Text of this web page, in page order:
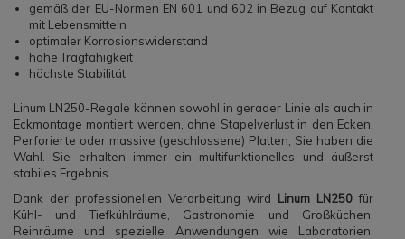
gemäß der EU-Normen EN 601 und 602 in Bezug auf Kontakt
mit Lebensmitteln
optimaler Korrosionswiderstand
hohe Tragfähigkeit
höchste Stabilität
Linum LN250-Regale können sowohl in gerader Linie als auch in
Eckmontage montiert werden, ohne Stapelverlust in den Ecken.
Perforierte oder massive (geschlossene) Platten, Sie haben die
Wahl. Sie erhalten immer ein multifunktionelles und äußerst
stabiles Ergebnis.
Dank der professionellen Verarbeitung wird Linum LN250 für
Kühl- und Tiefkühlräume, Gastronomie und Großküchen,
Reinräume und spezielle Anwendungen wie Laboratorien,